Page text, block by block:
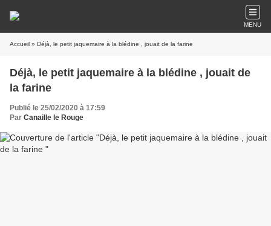
MENU
Accueil » Déjà, le petit jaquemaire à la blédine , jouait de la farine
Déjà, le petit jaquemaire à la blédine , jouait de
la farine
Publié le 25/02/2020 à 17:59
Par Canaille le Rouge